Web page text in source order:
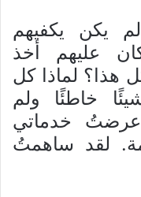
يكن يكفيهم
عليهم أخذ
هذا؟ لماذا كل
خاطئًا ولم
خدماتي
لقد ساهمتُ